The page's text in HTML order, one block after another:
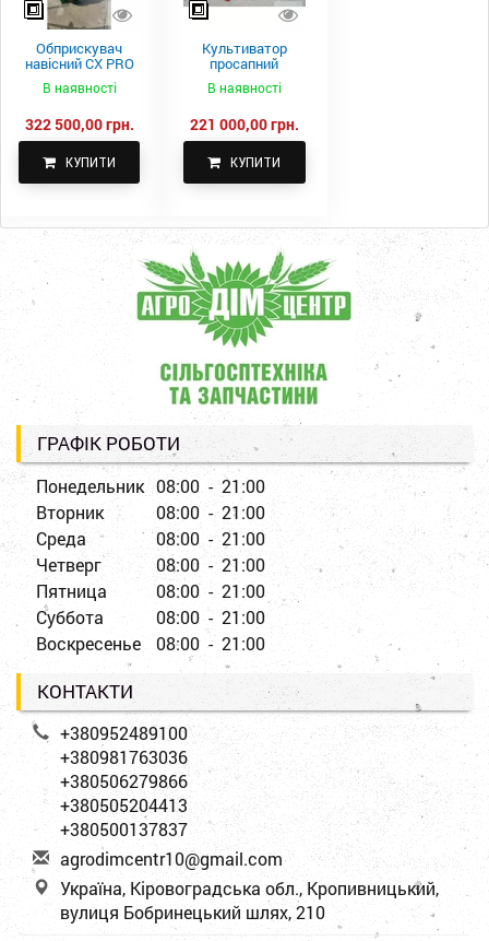
Обприскувач
навісний CX PRO
В наявності
322 500,00 грн.
КУПИТИ
Культиватор
просапний
КПН-5,6-05
В наявності
221 000,00 грн.
КУПИТИ
ГРАФІК РОБОТИ
Понедельник 08:00 - 21:00
Вторник
08:00 - 21:00
Среда
08:00 - 21:00
Четверг
08:00 - 21:00
Пятница
08:00 - 21:00
Суббота
08:00 - 21:00
Воскресенье
08:00 - 21:00
КОНТАКТИ
+380952489100
+380981763036
+380506279866
+380505204413
+380500137837
agrodimcentr10@gmail.com
Україна, Кіровоградська обл., Кропивницький,
вулиця Бобринецький шлях, 210